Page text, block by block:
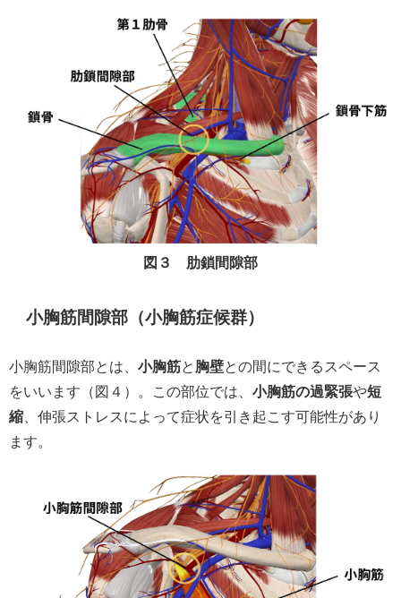
図３ 肋鎖間隙部
小胸筋間隙部（小胸筋症候群）
小胸筋間隙部とは、 小胸筋と 胸壁との間にできるスペース
をいいます（図４）。この部位では、 小胸筋の過緊張や短
縮 、伸張ストレスによって症状を引き起こす可能性があり
ます。